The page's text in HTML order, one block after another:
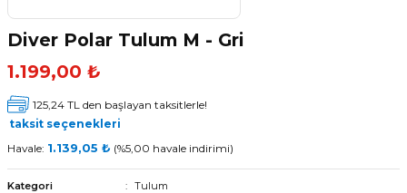
Diver Polar Tulum M - Gri
1.199,00 ₺
125,24 TL den başlayan taksitlerle!
taksit seçenekleri
Havale: 1.139,05 ₺ (%5,00 havale indirimi)
Kategori
Tulum